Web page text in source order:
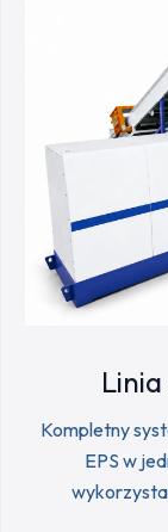
Kompletny
EPS w